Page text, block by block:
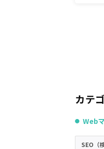
カテ
● Web
SEO（